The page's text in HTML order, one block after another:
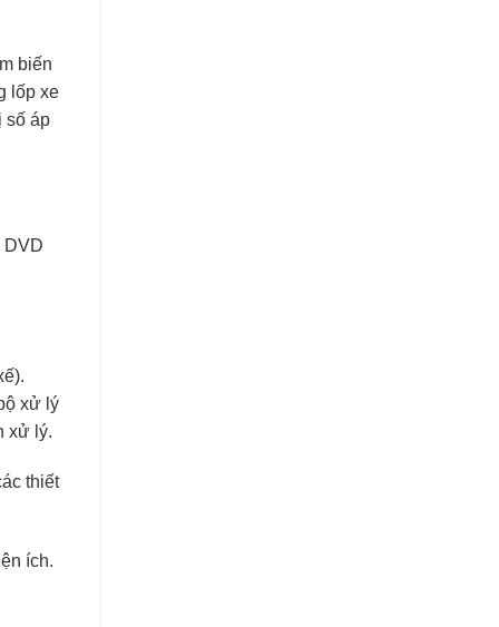
biến
lốp xe
số áp
DVD
xử lý
xử lý.
thiết
ích.